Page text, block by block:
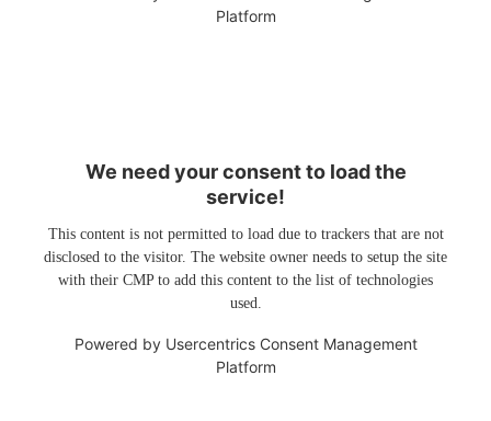
Platform
We need your consent to load the
service!
This content is not permitted to load due to trackers that are not
disclosed to the visitor. The website owner needs to setup the site
with their CMP to add this content to the list of technologies
used.
Powered by Usercentrics Consent Management
Platform